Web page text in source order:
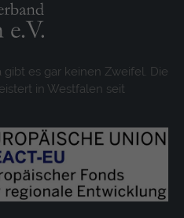
es gar keinen Zweifel. Die
in Westfalen seit